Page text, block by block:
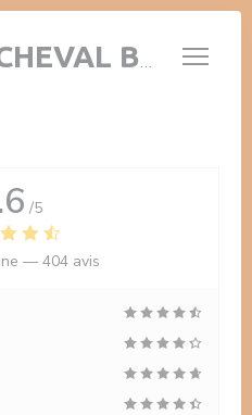
matière de cookies
AUBERGE AU CHEVAL BLANC
/5
— 404 avis